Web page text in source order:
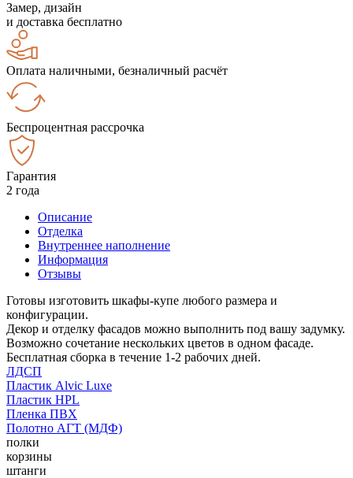
Замер, дизайн
и доставка бесплатно
Оплата наличными, безналичный расчёт
Беспроцентная рассрочка
Гарантия
2 года
Описание
Отделка
Внутреннее наполнение
Информация
Отзывы
Готовы изготовить шкафы-купе любого размера и
конфигурации.
Декор и отделку фасадов можно выполнить под вашу задумку.
Возможно сочетание нескольких цветов в одном фасаде.
Бесплатная сборка в течение 1-2 рабочих дней.
ЛДСП
Пластик Alvic Luxe
Пластик HPL
Пленка ПВХ
Полотно АГТ (МДФ)
полки
корзины
штанги